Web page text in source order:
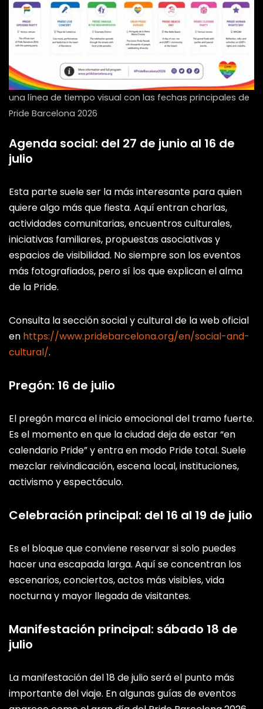
una línea de tiempo visual con las fechas principales de
Pride Barcelona 2026
Agenda social: del 27 de junio al 16 de
julio
Esta parte suele ser la más interesante para quien
quiere algo más que fiesta. Aquí entran charlas,
actividades comunitarias, encuentros culturales,
iniciativas familiares, propuestas asociativas y
espacios de visibilidad. No siempre son los eventos
más fotografiados, pero sí los que explican el alma
de la Pride.
Consulta la sección social y cultural de la web oficial
en https://www.pridebarcelona.org/en/social-and-
cultural/.
Pregón: 16 de julio
El pregón marca el inicio emocional del tramo fuerte.
Es el momento en que la ciudad deja de estar “en
calendario Pride” y entra en modo Pride total. Suele
mezclar reivindicación, escena local, instituciones,
activismo y espectáculo.
Celebración principal: del 16 al 19 de julio
Es el bloque que conviene reservar si solo puedes
hacer una escapada larga. Aquí se concentran los
escenarios, conciertos, actos más visibles, vida
nocturna y mayor llegada de visitantes.
Manifestación principal: sábado 18 de
julio
La manifestación del 18 de julio será el punto más
importante del viaje. En algunas guías de eventos